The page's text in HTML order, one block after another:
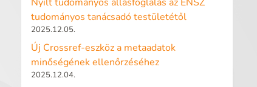
tudományos tanácsadó testületétől
2025.12.05.
Új Crossref-eszköz a metaadatok
minőségének ellenőrzéséhez
2025.12.04.